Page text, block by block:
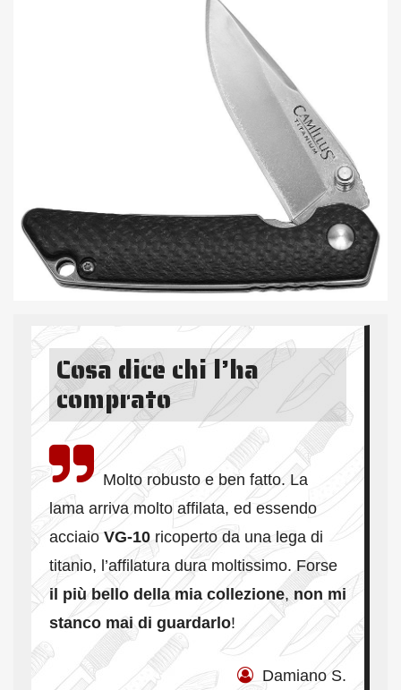
Cosa dice chi l’ha
comprato
Molto robusto e ben fatto. La
lama arriva molto affilata, ed essendo
acciaioVG-10 ricoperto da una lega di
titanio, l’affilatura dura moltissimo. Forse
il più bello della mia collezione,non mi
stanco mai di guardarlo!
Damiano S.